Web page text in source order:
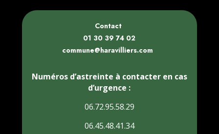
Contact
01 30 39 74 02
commune@haravilliers.com
Numéros d’astreinte à contacter en cas
d’urgence :
06.72.95.58.29
06.45.48.41.34